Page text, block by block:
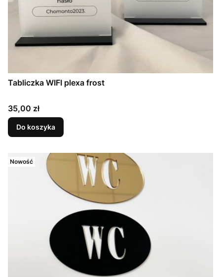
Tabliczka WIFI plexa frost
Cena
35,00 zł
Do koszyka
Nowość